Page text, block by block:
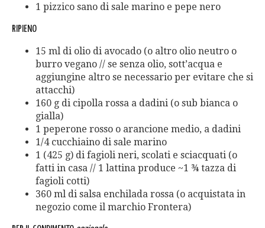
1 pizzico sano di sale marino e pepe nero
RIPIENO
15 ml di olio di avocado (o altro olio neutro o
burro vegano // se senza olio, sott’acqua e
aggiungine altro se necessario per evitare che si
attacchi)
160 g di cipolla rossa a dadini (o sub bianca o
gialla)
1 peperone rosso o arancione medio, a dadini
1/4 cucchiaino di sale marino
1 (425 g) di fagioli neri, scolati e sciacquati (o
fatti in casa // 1 lattina produce ~1 ¾ tazza di
fagioli cotti)
360 ml di salsa enchilada rossa (o acquistata in
negozio come il marchio Frontera)